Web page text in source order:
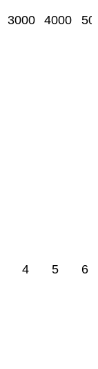
3000 4000
4 5 6